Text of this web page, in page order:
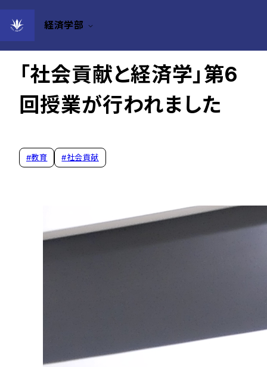
経済学部
2024年10月28日
「社会貢献と経済学」第6
回授業が行われました
#教育 #社会貢献